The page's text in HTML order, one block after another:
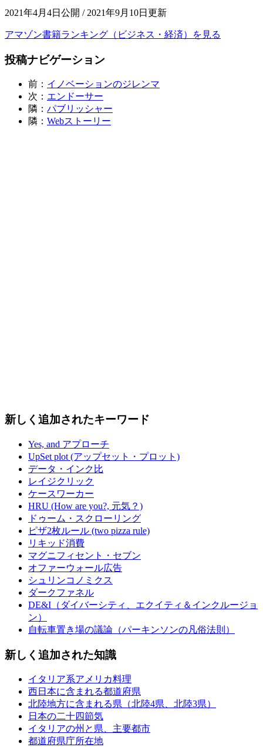
2021年4月4日公開 / 2021年9月10日更新
アマゾン書籍ランキング（ビジネス・経済）を見る
投稿ナビゲーション
前： イノベーションのジレンマ
次： エンドーサー
隣： パブリッシャー
隣： Webストーリー
新しく追加されたキーワード
Yes, and アプローチ
UpSet plot (アップセット・プロット)
データ・インク比
レイジクリック
ケースワーカー
HRU (How are you?, 元気？)
ドゥーム・スクローリング
ピザ2枚ルール (two pizza rule)
リキッド消費
マグニフィセント・セブン
オファーウォール広告
シュリンコノミクス
ダークファネル
DE&I（ダイバーシティ、エクイティ＆インクルージョ
ン）
自転車置き場の議論（パーキンソンの凡俗法則）
新しく追加された知識
イタリア系アメリカ料理
西日本に含まれる都道府県
北陸地方に含まれる県（北陸4県、北陸3県）
日本の二十四節気
イタリアの州と県、主要都市
都道府県庁所在地